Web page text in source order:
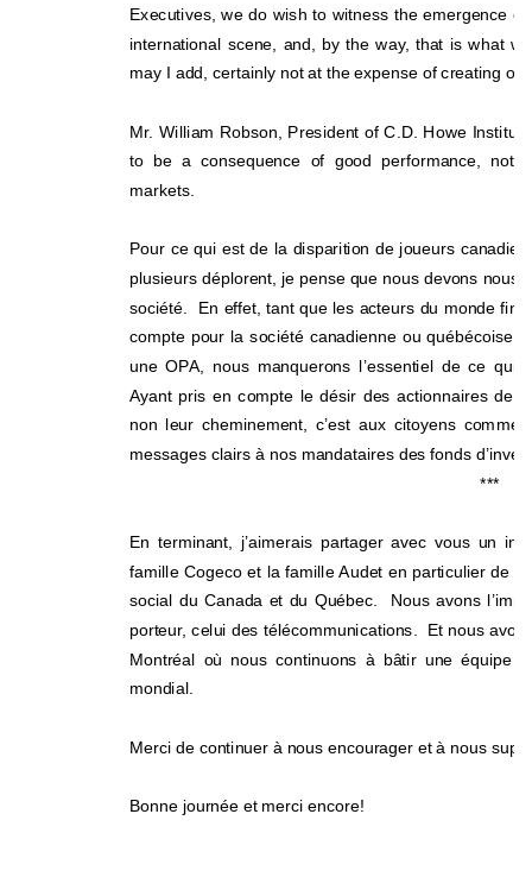
Executives, we do wish to witness the emergence of
international scene, and, by the way, that is what
may I add, certainly not at the expense of creating
Mr. William Robson, President of C.D. Howe
to be a consequence of good performance, not
markets.
Pour ce qui est de la disparition de joueurs
plusieurs déplorent, je pense que nous devons
société.  En effet, tant que les acteurs du monde
compte pour la société canadienne ou québécoise,
une OPA, nous manquerons l’essentiel de ce
Ayant pris en compte le désir des actionnaires de
non leur cheminement, c’est aux citoyens comme
messages clairs à nos mandataires des fonds
***
En terminant, j’aimerais partager avec vous un
famille Cogeco et la famille Audet en particulier de
social du Canada et du Québec.  Nous avons
porteur, celui des télécommunications.  Et nous
Montréal où nous continuons à bâtir une équipe
mondial.
Merci de continuer à nous encourager et à nous
Bonne journée et merci encore!